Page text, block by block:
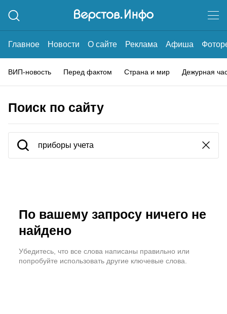
Главное Новости О сайте Реклама Афиша
ВИП-новость Перед фактом Страна и мир Дежурная
Поиск по сайту
По вашему запросу ничего не
найдено
Убедитесь, что все слова написаны правильно или
попробуйте использовать другие ключевые слова.